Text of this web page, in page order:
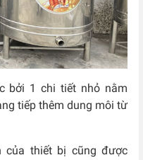
bởi 1 chi tiết nhỏ nằm
tiếp thêm dung môi từ
của thiết bị cũng được